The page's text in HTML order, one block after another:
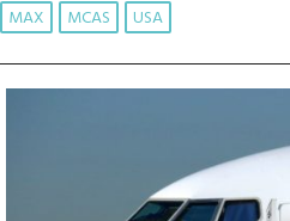
MAX
MCAS USA